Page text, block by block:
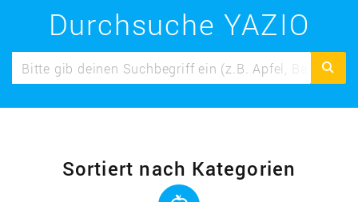
Durchsuche YAZIO
Sortiert nach Kategorien